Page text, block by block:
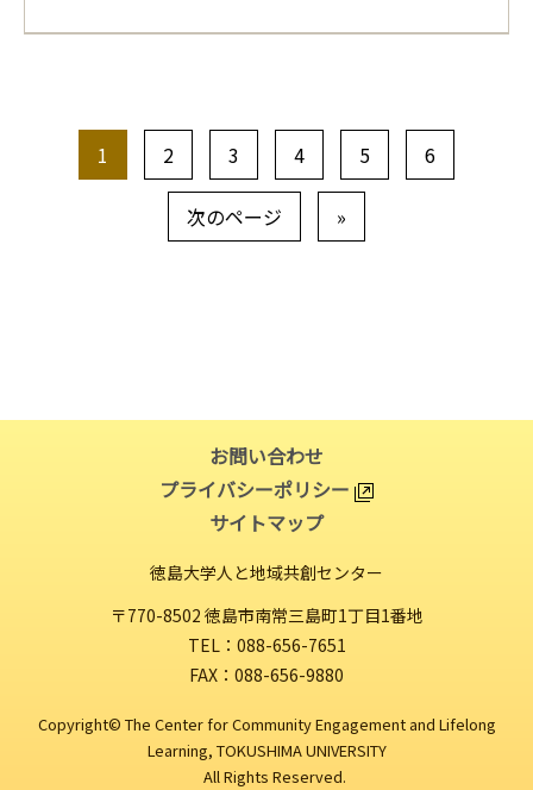
1 2 3 4 5 6
次のページ »
お問い合わせ
プライバシーポリシー
サイトマップ
徳島大学人と地域共創センター
〒770-8502 徳島市南常三島町1丁目1番地
TEL：088-656-7651
FAX：088-656-9880
Copyright© The Center for Community Engagement and Lifelong
Learning, TOKUSHIMA UNIVERSITY
All Rights Reserved.